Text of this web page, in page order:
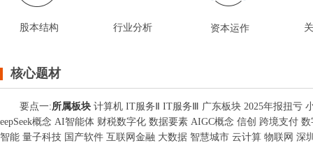
股本结构 行业分析 资本运作
核心题材
要点一:所属板块计算机 IT服务Ⅱ IT服务Ⅲ 广东板块 2025年报扭亏
eepSeek概念 AI智能体 财税数字化 数据要素 AIGC概念 信创 跨境支付
智能 量子科技 国产软件 互联网金融 大数据 智慧城市 云计算 物联网 深